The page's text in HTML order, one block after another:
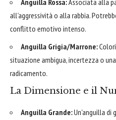
all'aggressività o alla rabbia.
conflitto emotivo intenso.
Anguilla Grigia/Marrone:
situazione ambigua, incertezza o
radicamento.
La Dimensione e il
Anguilla Grande:Un'anguilla di